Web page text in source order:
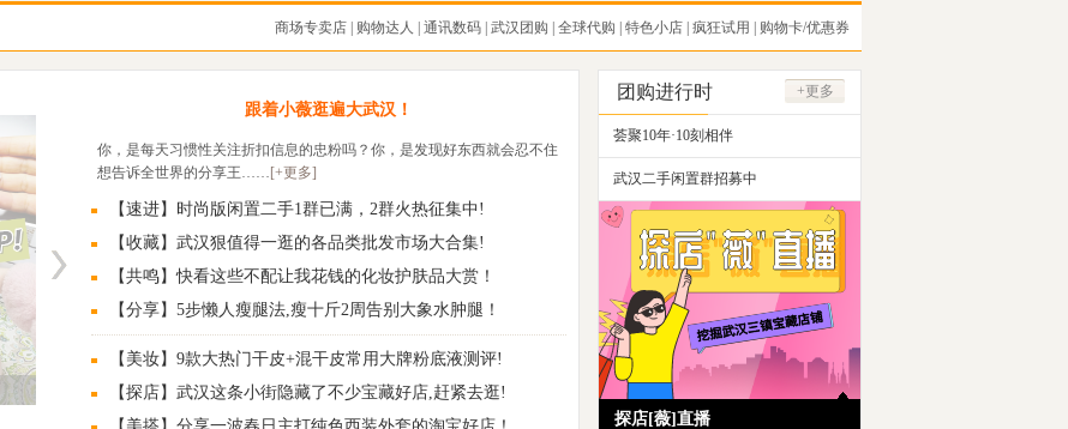
商场专卖店 购物达人 通讯数码 武汉团购 全球代购 特色小店 疯狂试用 购物卡/优惠券
跟着小薇逛遍大武汉！
你，是每天习惯性关注折扣信息的忠粉吗？你，是发现好东西就会忍不住
想告诉全世界的分享王…… [+更多]
【速进】时尚版闲置二手1群已满，2群火热征集中!
【收藏】武汉狠值得一逛的各品类批发市场大合集!
【共鸣】快看这些不配让我花钱的化妆护肤品大赏！
【分享】5步懒人瘦腿法,瘦十斤2周告别大象水肿腿！
【美妆】9款大热门干皮+混干皮常用大牌粉底液测评!
【探店】武汉这条小街隐藏了不少宝藏好店,赶紧去逛!
团购进行时 +更多
荟聚10年·10刻相伴
武汉二手闲置群招募中
探店[薇]直播